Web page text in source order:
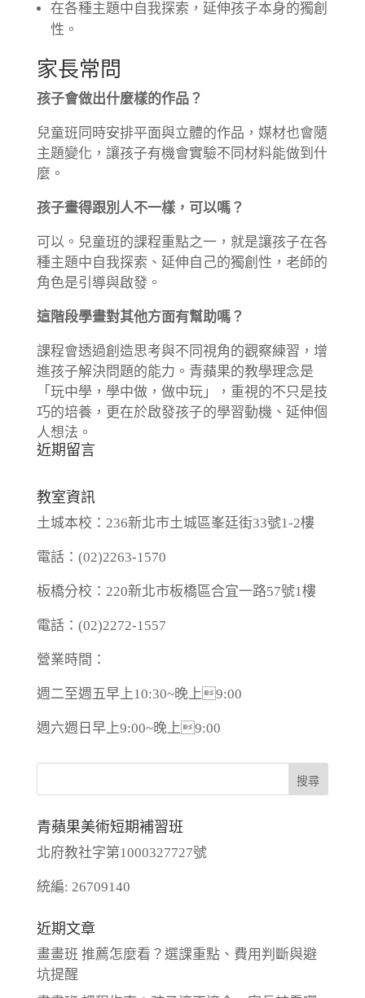
在各種主題中自我探索，延伸孩子本身的獨創
性。
家長常問
孩子會做出什麼樣的作品？
兒童班同時安排平面與立體的作品，媒材也會隨
主題變化，讓孩子有機會實驗不同材料能做到什
麼。
孩子畫得跟別人不一樣，可以嗎？
可以。兒童班的課程重點之一，就是讓孩子在各
種主題中自我探索、延伸自己的獨創性，老師的
角色是引導與啟發。
這階段學畫對其他方面有幫助嗎？
課程會透過創造思考與不同視角的觀察練習，增
進孩子解決問題的能力。青蘋果的教學理念是
「玩中學，學中做，做中玩」，重視的不只是技
巧的培養，更在於啟發孩子的學習動機、延伸個
人想法。
近期留言
教室資訊
土城本校：236新北市土城區峯廷街33號1-2樓
電話：(02)2263-1570
板橋分校：220新北市板橋區合宜一路57號1樓
電話：(02)2272-1557
營業時間：
週二至週五早上10:30~晚上9:00
週六週日早上9:00~晚上9:00
青蘋果美術短期補習班
北府教社字第1000327727號
統編: 26709140
近期文章
畫畫班 推薦怎麼看？選課重點、費用判斷與避
坑提醒